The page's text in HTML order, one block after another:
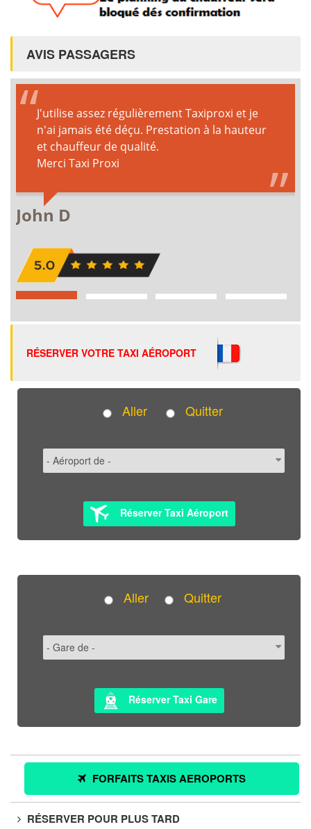
AVIS PASSAGERS
RÉSERVER VOTRE TAXI AÉROPORT
Aller Quitter
Réserver Taxi Aéroport
Aller Quitter
Réserver Taxi Gare
FORFAITS TAXIS AEROPORTS
RÉSERVER POUR PLUS TARD